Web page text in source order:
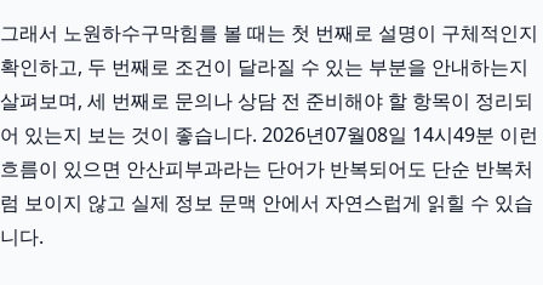
그래서 노원하수구막힘를 볼 때는 첫 번째로 설명이 구체적인지
확인하고, 두 번째로 조건이 달라질 수 있는 부분을 안내하는지
살펴보며, 세 번째로 문의나 상담 전 준비해야 할 항목이 정리되
어 있는지 보는 것이 좋습니다. 2026년07월08일 14시49분 이런
흐름이 있으면 안산피부과라는 단어가 반복되어도 단순 반복처
럼 보이지 않고 실제 정보 문맥 안에서 자연스럽게 읽힐 수 있습
니다.